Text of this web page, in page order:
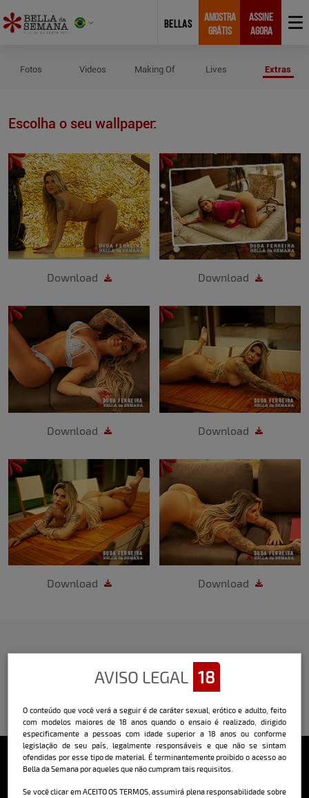
BELLAS
AMOSTRA
GRÁTIS
ASSINE
AGORA
Fotos Videos Making Of Lives Extras
Escolha o seu wallpaper:
Download Download
Download Download
Download Download
AVISO LEGAL 18
O conteúdo que você verá a seguir é de caráter sexual, erótico e adulto, feito
com modelos maiores de 18 anos quando o ensaio é realizado, dirigido
especificamente a pessoas com idade superior a 18 anos ou conforme
legislação de seu país, legalmente responsáveis e que não se sintam
ofendidas por esse tipo de material. É terminantemente proibido o acesso ao
Bella da Semana por aqueles que não cumpram tais requisitos.
Se você clicar em ACEITO OS TERMOS, assumirá plena responsabilidade sobre